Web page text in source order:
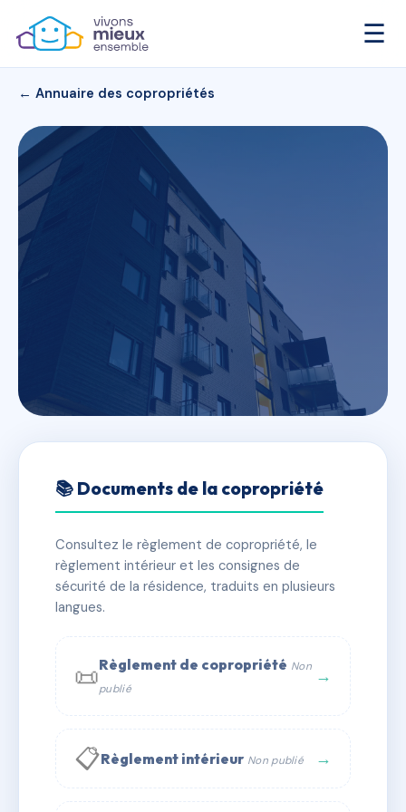
☰
← Annuaire des copropriétés
SDC 29 BOUDONVILLE
✓ Immatriculée 🏠 14 lots 🏗 1 bâtiment(s)
📞 Contacter Syndic Digital
📚 Documents de la copropriété
Consultez le règlement de copropriété, le
règlement intérieur et les consignes de
sécurité de la résidence, traduits en plusieurs
langues.
📜Règlement de copropriété Non
publié
→
📋Règlement intérieur Non publié →